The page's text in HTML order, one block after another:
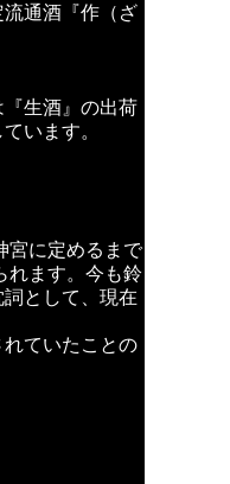
通酒『作（ざ
生酒』の出荷
います。
宮に定めるまで
れます。今も鈴
として、現在
ていたことの